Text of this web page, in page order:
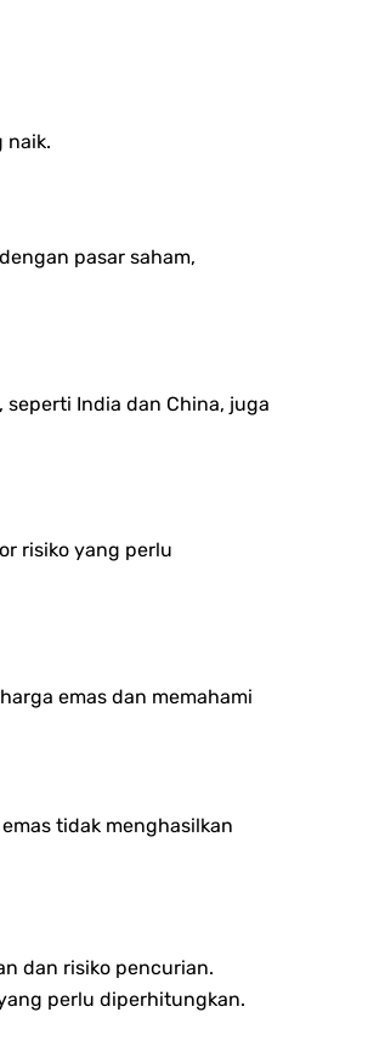
naik.
pasar saham,
India dan China, juga
risiko yang perlu
emas dan memahami
tidak menghasilkan
dan risiko pencurian.
perlu diperhitungkan.